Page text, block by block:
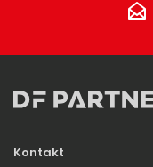
Kontakt